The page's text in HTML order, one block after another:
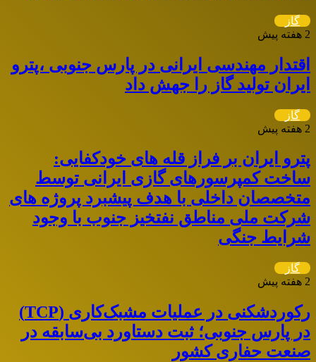
گاز
2 هفته پیش
اقتدار مهندسی ایرانی در پارس جنوبی ،پترو
ایران تولید گاز را جهش داد
گاز
2 هفته پیش
پترو ایران بر فراز قله های خودکفایی:
ساخت کمپرسورهای گازی ایرانی توسط
متخصصان داخلی با هدف پیشبرد پروژه های
شرکت ملی مناطق نفتخیز جنوب با وجود
شرایط جنگی
گاز
2 هفته پیش
رکوردشکنی در عملیات مشبک‌کاری (TCP)
در پارس جنوبی؛ ثبت دستاورد بی‌سابقه در
صنعت حفاری کشور